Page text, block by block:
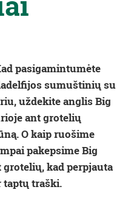
pasigamintumėte
sumuštinių su
uždekite anglis Big
ant grotelių
O kaip ruošime
pakepsime Big
grotelių, kad perpjauta
taptų traški.